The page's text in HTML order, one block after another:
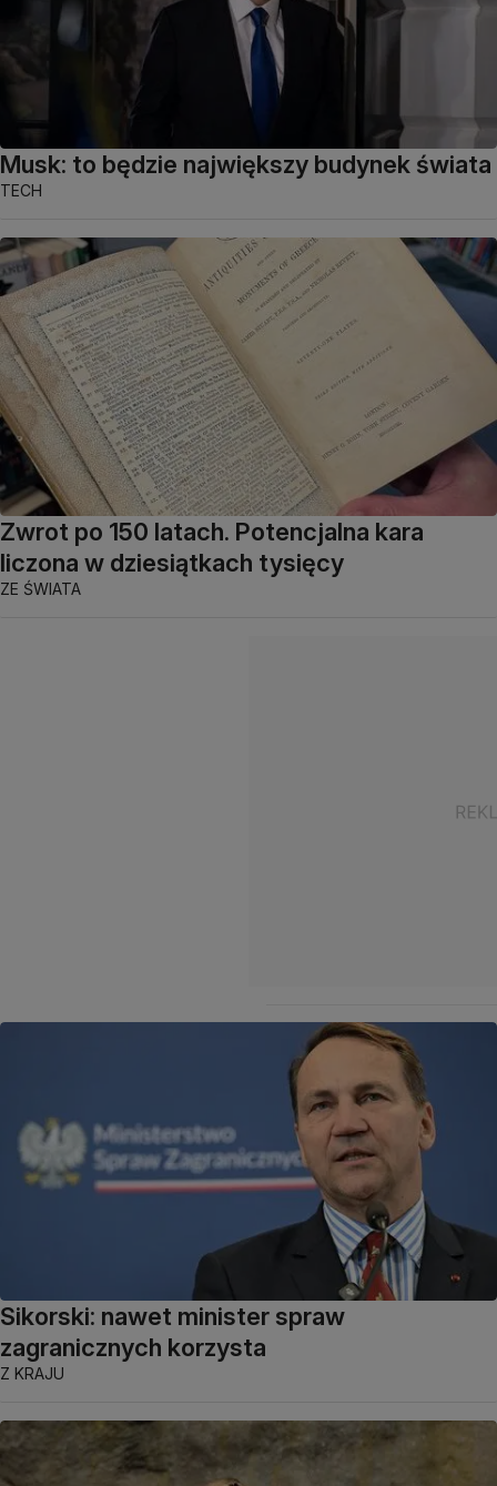
Musk: to będzie największy budynek świata
TECH
Zwrot po 150 latach. Potencjalna kara
liczona w dziesiątkach tysięcy
ZE ŚWIATA
Sikorski: nawet minister spraw
zagranicznych korzysta
Z KRAJU